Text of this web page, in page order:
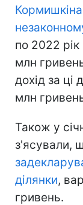
по 2022
млн
дохід за ці
млн
Також у
з'ясували,
ділянки,
гривень.